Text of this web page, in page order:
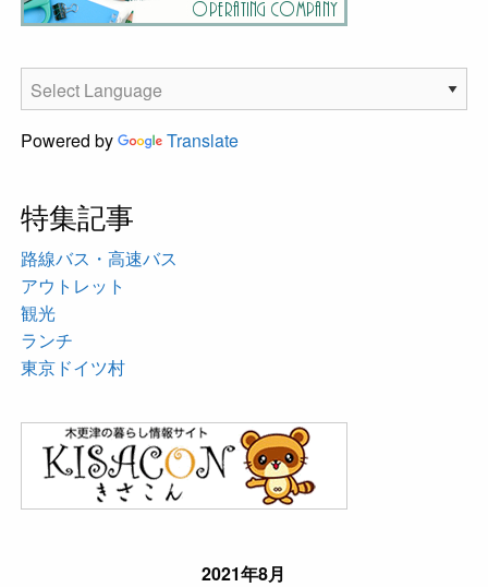
Powered by Translate
特集記事
路線バス・高速バス
アウトレット
観光
ランチ
東京ドイツ村
2021年8月